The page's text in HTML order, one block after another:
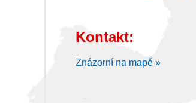
Kontakt:
Znázorní na mapě »